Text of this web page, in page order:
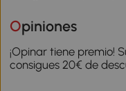
Opiniones
¡Opinar tiene premio!
consigues 20€ de